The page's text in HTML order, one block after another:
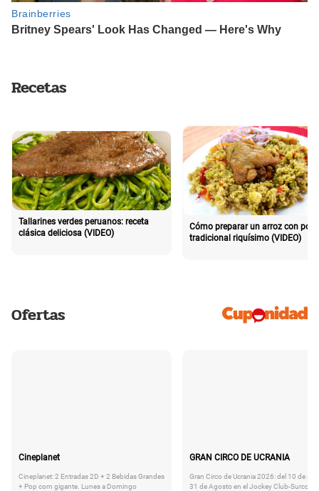
Recetas
Tallarines verdes peruanos: receta
clásica deliciosa (VIDEO)
Cómo preparar un arroz con pollo
tradicional riquísimo (VIDEO)
Ofertas
Cineplanet
Cineplanet: 2 Entradas 2D + 2 Bebidas Grandes
+ Pop corn gigante. Lunes a Domingo
GRAN CIRCO DE UCRANIA
Gran Circo de Ucrania 2026: del 10 de
31 de Agosto en el Jockey Club-Surco